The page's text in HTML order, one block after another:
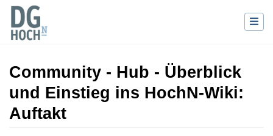
Community - Hub - Überblick
und Einstieg ins HochN-Wiki:
Auftakt